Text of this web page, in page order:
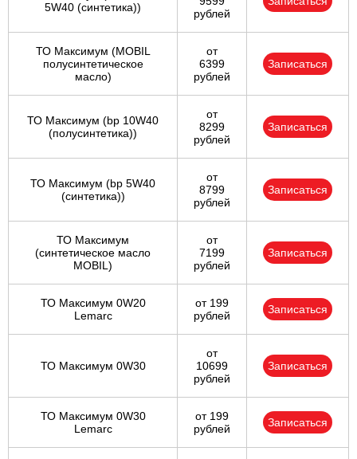
5W40 (синтетика))
рублей
ТО Максимум (MOBIL
полуcинтетическое
масло)
от
6399
рублей
Записаться
ТО Максимум (bp 10W40
(полусинтетика))
от
8299
рублей
Записаться
ТО Максимум (bp 5W40
(синтетика))
от
8799
рублей
Записаться
ТО Максимум
(cинтетическое масло
MOBIL)
от
7199
рублей
Записаться
ТО Максимум 0W20
Lemarc
от 199
рублей
Записаться
ТО Максимум 0W30
от
10699
рублей
Записаться
ТО Максимум 0W30
Lemarc
от 199
рублей
Записаться